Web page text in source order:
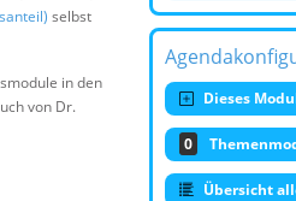
selbst
in den
von Dr.
Dieses
0
Übersicht